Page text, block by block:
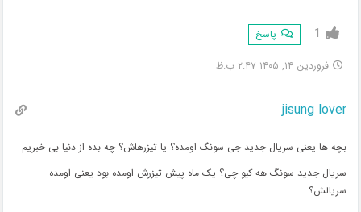
1 پاسخ
فروردین ۱۴, ۱۴۰۵ ۲:۴۷ ب.ظ
jisung lover
بچه ها یعنی سریال جدید جی سونگ اومده؟ یا تیزرهاش؟ چه بده از دنیا بی خبریم
سریال جدید سونگ هه کیو چی؟ یک ماه پیش تیزرش اومده بود یعنی اومده
سریالش؟